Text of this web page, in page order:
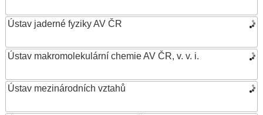
Ústav jaderné fyziky AV ČR
Ústav makromolekulární chemie AV ČR, v. v. i.
Ústav mezinárodních vztahů